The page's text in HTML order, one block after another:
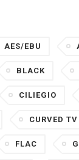
AES/EBU
BLACK
CILIEGIO
CURVED TV
FLAC